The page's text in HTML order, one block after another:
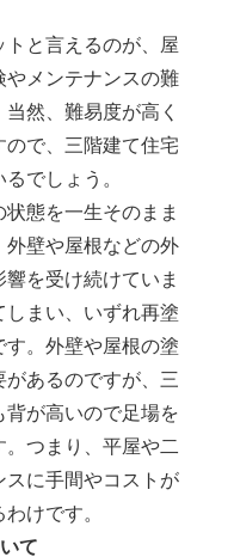
と言えるのが、屋
メンテナンスの難
然、難易度が高く
で、三階建て住宅
でしょう。
態を一生そのまま
壁や屋根などの外
を受け続けていま
まい、いずれ再塗
。外壁や屋根の塗
あるのですが、三
が高いので足場を
つまり、平屋や二
に手間やコストが
けです。
て